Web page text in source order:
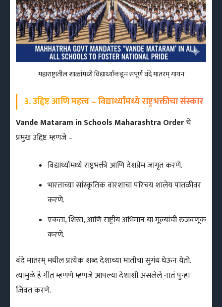
महाराष्ट्रातील शाळांमध्ये विद्यार्थ्यांकडून संपूर्ण वंदे मातरम् गायन
3. उद्दिष्ट आणि महत्त्व – विद्यार्थ्यांमध्ये राष्ट्रभक्तीचा संस्कार
Vande Mataram in Schools Maharashtra Orderचे
प्रमुख उद्दिष्ट म्हणजे –
विद्यार्थ्यांमध्ये राष्ट्रभक्ती आणि देशप्रेम जागृत करणे.
भारताच्या सांस्कृतिक वारशाचा परिचय शालेय पातळीवर
करणे.
एकता, शिस्त, आणि राष्ट्रीय अभिमान या मूल्यांची रुजवणूक
करणे.
वंदे मातरम् मधील प्रत्येक शब्द देशाच्या मातीचा सुगंध घेऊन येतो.
त्यामुळे हे गीत म्हणणे म्हणजे आपल्या देशाशी असलेले नातं पुन्हा
जिवंत करणे.